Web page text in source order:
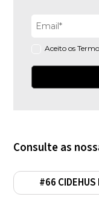
Aceito os
Consulte as
#66